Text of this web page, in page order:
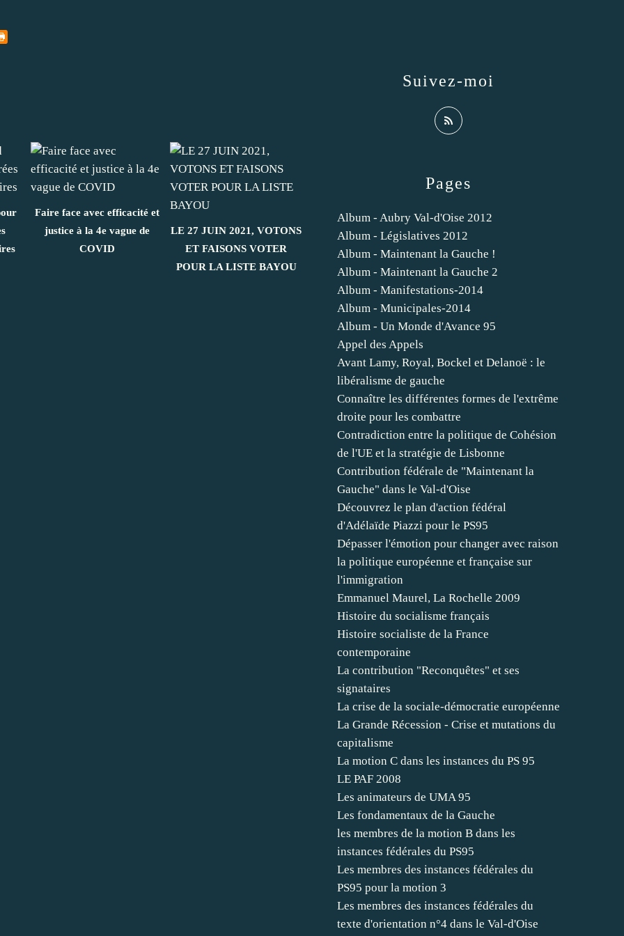
Faire face avec efficacité et
justice à la 4e vague de
COVID
LE 27 JUIN 2021, VOTONS
ET FAISONS VOTER
POUR LA LISTE BAYOU
Pages
Album - Aubry Val-d'Oise 2012
Album - Législatives 2012
Album - Maintenant la Gauche !
Album - Maintenant la Gauche 2
Album - Manifestations-2014
Album - Municipales-2014
Album - Un Monde d'Avance 95
Appel des Appels
Avant Lamy, Royal, Bockel et Delanoë : le
libéralisme de gauche
Connaître les différentes formes de l'extrême
droite pour les combattre
Contradiction entre la politique de Cohésion
de l'UE et la stratégie de Lisbonne
Contribution fédérale de "Maintenant la
Gauche" dans le Val-d'Oise
Découvrez le plan d'action fédéral
d'Adélaïde Piazzi pour le PS95
Dépasser l'émotion pour changer avec raison
la politique européenne et française sur
l'immigration
Emmanuel Maurel, La Rochelle 2009
Histoire du socialisme français
Histoire socialiste de la France
contemporaine
La contribution "Reconquêtes" et ses
signataires
La crise de la sociale-démocratie européenne
La Grande Récession - Crise et mutations du
capitalisme
La motion C dans les instances du PS 95
LE PAF 2008
Les animateurs de UMA 95
Les fondamentaux de la Gauche
les membres de la motion B dans les
instances fédérales du PS95
Les membres des instances fédérales du
PS95 pour la motion 3
Les membres des instances fédérales du
texte d'orientation n°4 dans le Val-d'Oise
Suivez-moi